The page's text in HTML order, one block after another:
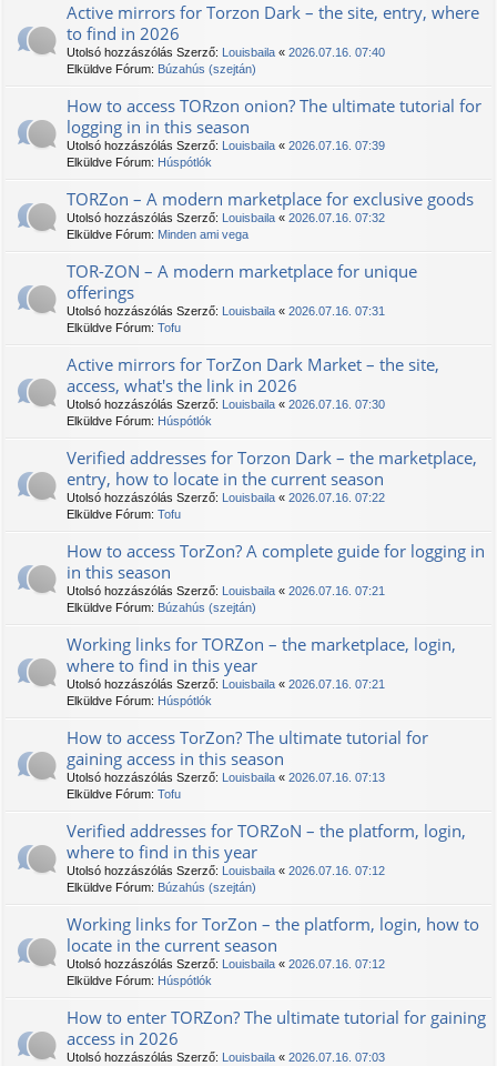
Active mirrors for Torzon Dark – the site, entry, where
to find in 2026
Utolsó hozzászólás Szerző: Louisbaila « 2026.07.16. 07:40
Elküldve Fórum: Búzahús (szejtán)
How to access TORzon onion? The ultimate tutorial for
logging in in this season
Utolsó hozzászólás Szerző: Louisbaila « 2026.07.16. 07:39
Elküldve Fórum: Húspótlók
TORZon – A modern marketplace for exclusive goods
Utolsó hozzászólás Szerző: Louisbaila « 2026.07.16. 07:32
Elküldve Fórum: Minden ami vega
TOR-ZON – A modern marketplace for unique
offerings
Utolsó hozzászólás Szerző: Louisbaila « 2026.07.16. 07:31
Elküldve Fórum: Tofu
Active mirrors for TorZon Dark Market – the site,
access, what's the link in 2026
Utolsó hozzászólás Szerző: Louisbaila « 2026.07.16. 07:30
Elküldve Fórum: Húspótlók
Verified addresses for Torzon Dark – the marketplace,
entry, how to locate in the current season
Utolsó hozzászólás Szerző: Louisbaila « 2026.07.16. 07:22
Elküldve Fórum: Tofu
How to access TorZon? A complete guide for logging in
in this season
Utolsó hozzászólás Szerző: Louisbaila « 2026.07.16. 07:21
Elküldve Fórum: Búzahús (szejtán)
Working links for TORZon – the marketplace, login,
where to find in this year
Utolsó hozzászólás Szerző: Louisbaila « 2026.07.16. 07:21
Elküldve Fórum: Húspótlók
How to access TorZon? The ultimate tutorial for
gaining access in this season
Utolsó hozzászólás Szerző: Louisbaila « 2026.07.16. 07:13
Elküldve Fórum: Tofu
Verified addresses for TORZoN – the platform, login,
where to find in this year
Utolsó hozzászólás Szerző: Louisbaila « 2026.07.16. 07:12
Elküldve Fórum: Búzahús (szejtán)
Working links for TorZon – the platform, login, how to
locate in the current season
Utolsó hozzászólás Szerző: Louisbaila « 2026.07.16. 07:12
Elküldve Fórum: Húspótlók
How to enter TORZon? The ultimate tutorial for gaining
access in 2026
Utolsó hozzászólás Szerző: Louisbaila « 2026.07.16. 07:03